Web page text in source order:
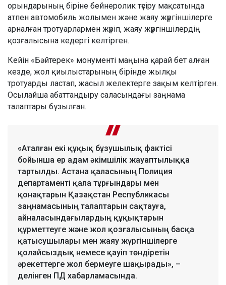
орындарының біріне бейнеролик түсіру мақсатында
атпен автомобиль жолымен және жаяу жүргіншілерге
арналған тротуарлармен жүріп, жаяу жүргіншілердің
қозғалысына кедергі келтірген.
Кейін «Бәйтерек» монументі маңына қарай бет алған
кезде, жол қиылыстарының бірінде жылқы
тротуарды ластап, жасыл желектерге зақым келтірген.
Осылайша абаттандыру саласындағы заңнама
талаптары бұзылған.
«Аталған екі құқық бұзушылық фактісі
бойынша ер адам әкімшілік жауаптылыққа
тартылды. Астана қаласының Полиция
департаменті қала тұрғындары мен
қонақтарын Қазақстан Республикасы
заңнамасының талаптарын сақтауға,
айналасындағылардың құқықтарын
құрметтеуге және жол қозғалысының басқа
қатысушылары мен жаяу жүргіншілерге
қолайсыздық немесе қауіп төндіретін
әрекеттерге жол бермеуге шақырады», –
делінген ПД хабарламасында.